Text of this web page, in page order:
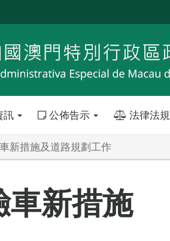
訊 公佈告示 法律法規
新措施及道路規劃工作
新措施